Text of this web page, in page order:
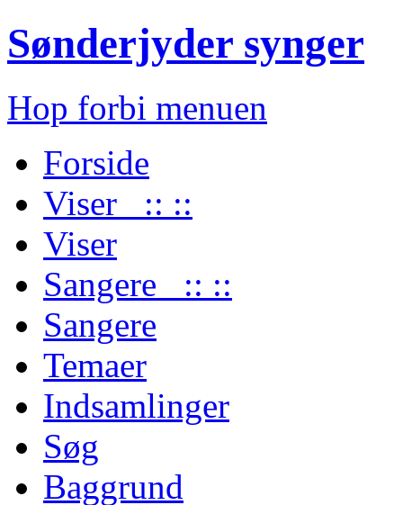
Sønderjyder synger
Hop forbi menuen
Forside
Viser :: ::
Viser
Sangere :: ::
Sangere
Temaer
Indsamlinger
Søg
Baggrund